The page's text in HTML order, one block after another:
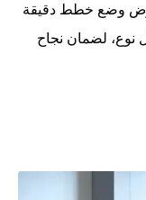
وضع خطط دقيقة
نوع، لضمان نجاح